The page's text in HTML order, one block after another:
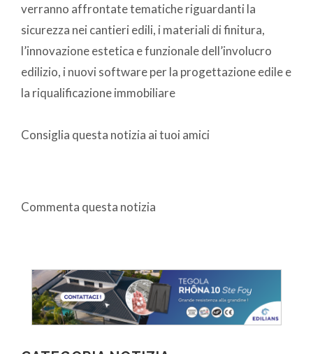
verranno affrontate tematiche riguardanti la
sicurezza nei cantieri edili, i materiali di finitura,
l’innovazione estetica e funzionale dell’involucro
edilizio, i nuovi software per la progettazione edile e
la riqualificazione immobiliare
Consiglia questa notizia ai tuoi amici
Commenta questa notizia